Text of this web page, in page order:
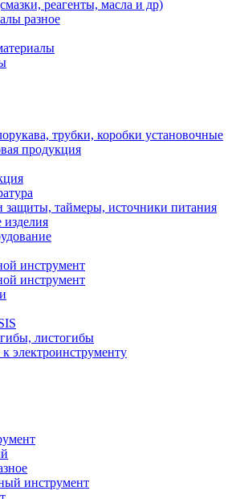
реагенты, масла и др)
разное
трубки, коробки установочные
продукция
защиты, таймеры, источники питания
изделия
инструмент
инструмент
листогибы
электроинструменту
инструмент